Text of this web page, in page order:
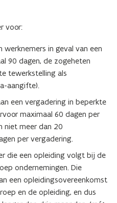
voor:
werknemers in geval van een
90 dagen, de zogeheten
tewerkstelling als
aangifte).
een vergadering in beperkte
maximaal 60 dagen per
niet meer dan 20
per vergadering.
die een opleiding volgt bij de
ondernemingen. Die
een opleidingsovereenkomst
en de opleiding, en dus